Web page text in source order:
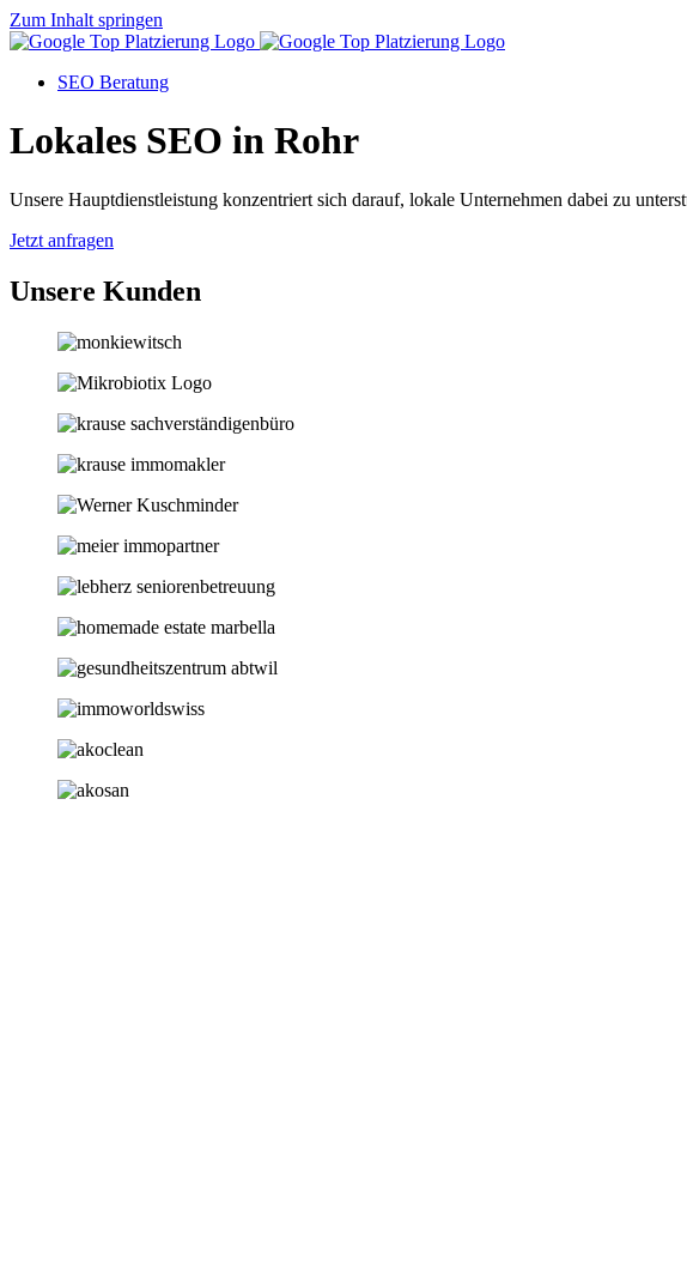
Zum Inhalt springen
SEO Beratung
Lokales SEO in Rohr
Unsere Hauptdienstleistung konzentriert sich darauf, lokale Unternehmen dabei zu
Jetzt anfragen
Unsere Kunden